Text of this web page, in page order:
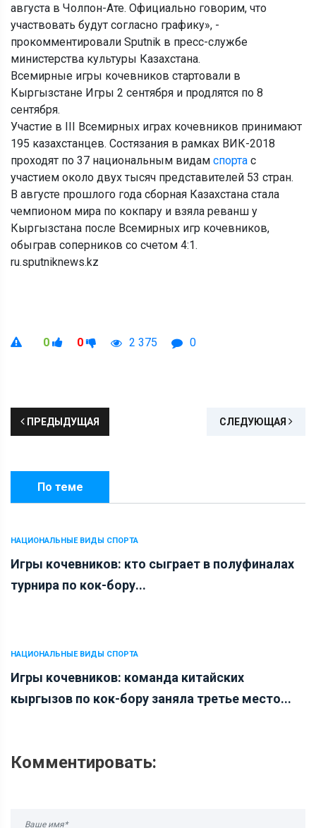
августа в Чолпон-Ате. Официально говорим, что
участвовать будут согласно графику», -
прокомментировали Sputnik в пресс-службе
министерства культуры Казахстана.
Всемирные игры кочевников стартовали в
Кыргызстане Игры 2 сентября и продлятся по 8
сентября.
Участие в III Всемирных играх кочевников принимают
195 казахстанцев. Состязания в рамках ВИК-2018
проходят по 37 национальным видам спорта с
участием около двух тысяч представителей 53 стран.
В августе прошлого года сборная Казахстана стала
чемпионом мира по кокпару и взяла реванш у
Кыргызстана после Всемирных игр кочевников,
обыграв соперников со счетом 4:1.
ru.sputniknews.kz
0 0 2 375 0
ПРЕДЫДУЩАЯ СЛЕДУЮЩАЯ
По теме
НАЦИОНАЛЬНЫЕ ВИДЫ СПОРТА
Игры кочевников: кто сыграет в полуфиналах
турнира по кок-бору...
НАЦИОНАЛЬНЫЕ ВИДЫ СПОРТА
Игры кочевников: команда китайских
кыргызов по кок-бору заняла третье место...
Комментировать: